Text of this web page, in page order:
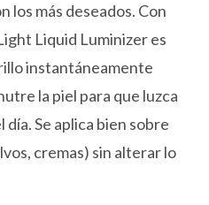
los más deseados. Con
Liquid Luminizer es
instantáneamente
la piel para que luzca
Se aplica bien sobre
cremas) sin alterar lo